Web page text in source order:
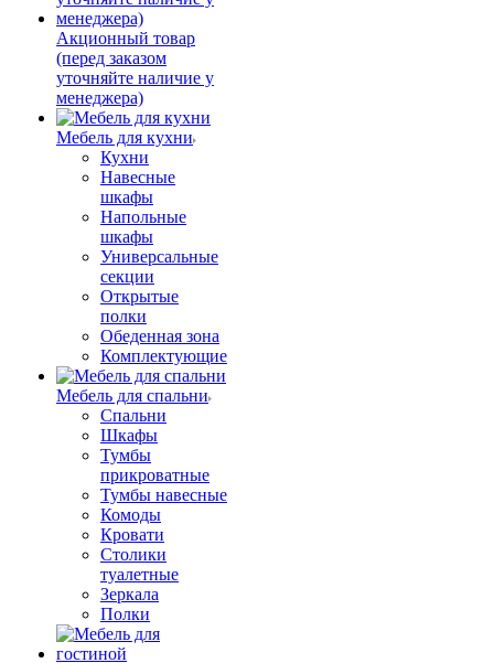
Акционный товар
(перед заказом
уточняйте наличие у
менеджера)
Мебель для кухни
Кухни
Навесные
шкафы
Напольные
шкафы
Универсальные
секции
Открытые
полки
Обеденная зона
Комплектующие
Мебель для спальни
Спальни
Шкафы
Тумбы
прикроватные
Тумбы навесные
Комоды
Кровати
Столики
туалетные
Зеркала
Полки